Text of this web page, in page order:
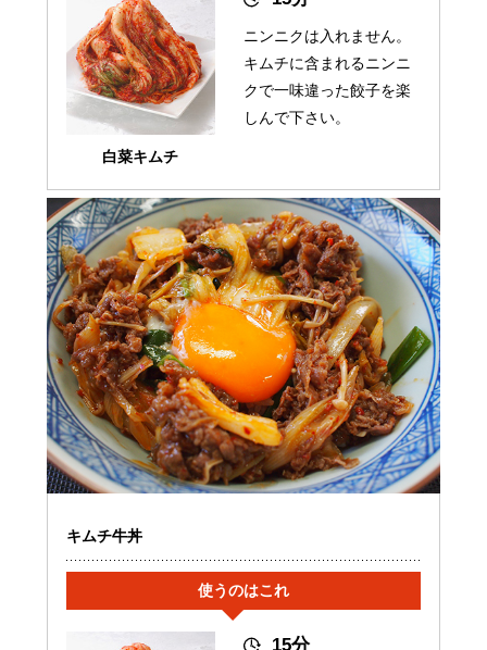
白菜キムチ
ニンニクは入れません。
キムチに含まれるニンニ
クで一味違った餃子を楽
しんで下さい。
キムチ牛丼
使うのはこれ
15分